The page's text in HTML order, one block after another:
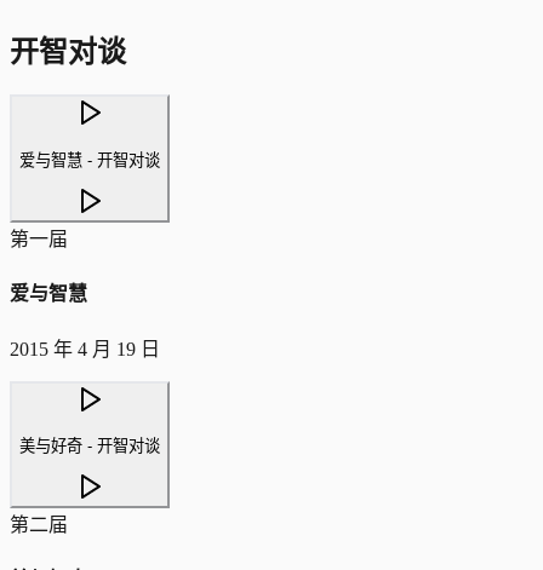
开智对谈
爱与智慧 - 开智对谈
第一届
爱与智慧
2015 年 4 月 19 日
美与好奇 - 开智对谈
第二届